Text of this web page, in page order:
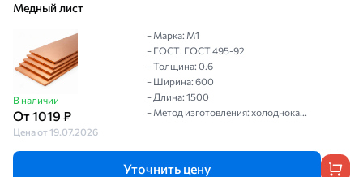
Медный лист
В наличии
От 1019 ₽
Цена от 19.07.2026
- Марка: М1
- ГОСТ: ГОСТ 495-92
- Толщина: 0.6
- Ширина: 600
- Длина: 1500
- Метод изготовления: холоднока...
Уточнить цену